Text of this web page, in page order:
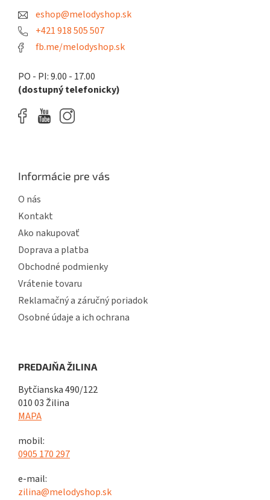
eshop@melodyshop.sk
+421 918 505 507
fb.me/melodyshop.sk
PO - PI: 9.00 - 17.00
(dostupný telefonicky)
Informácie pre vás
O nás
Kontakt
Ako nakupovať
Doprava a platba
Obchodné podmienky
Vrátenie tovaru
Reklamačný a záručný poriadok
Osobné údaje a ich ochrana
PREDAJŇA ŽILINA
Bytčianska 490/122
010 03 Žilina
MAPA
mobil:
0905 170 297
e-mail:
zilina@melodyshop.sk